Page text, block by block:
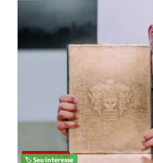
NOTÍCIAS
🏷️ Seu interesse